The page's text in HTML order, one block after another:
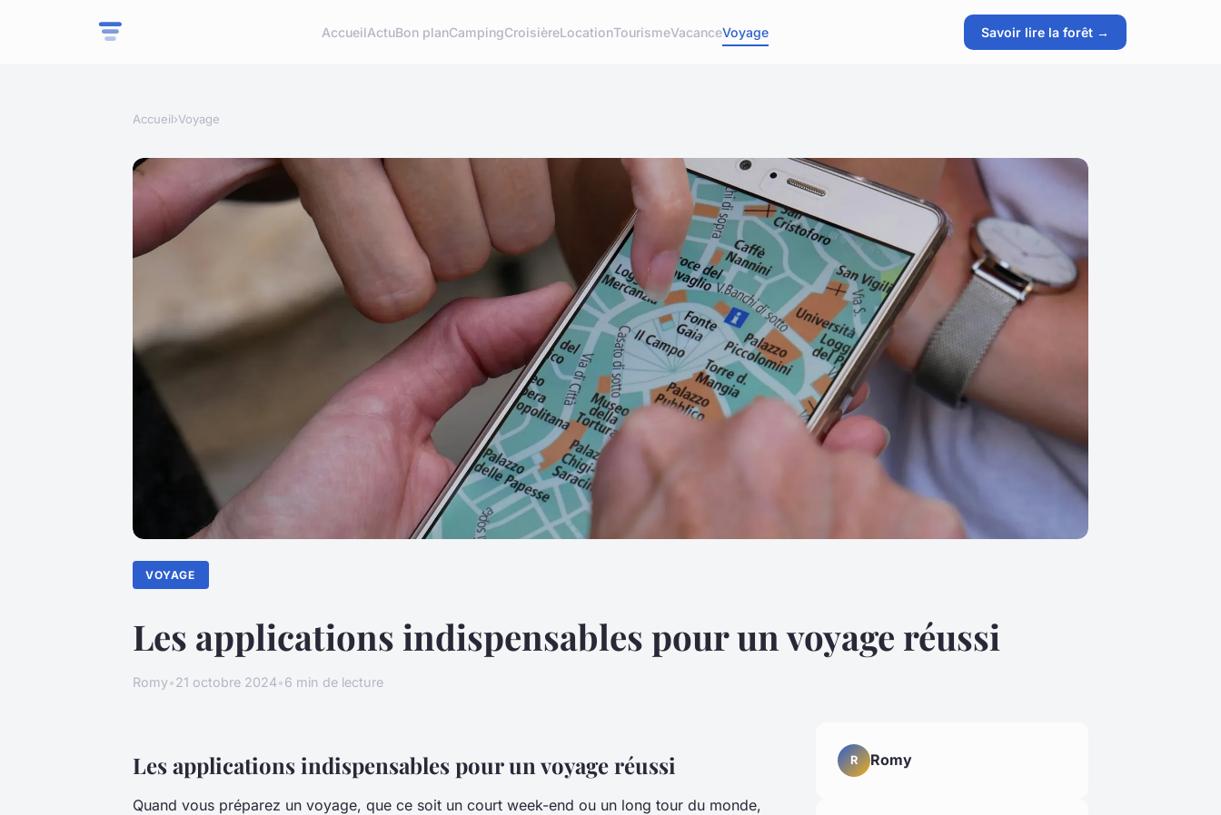
AccueilActuBon planCampingCroisièreLocationTourismeVacanceVoyage Savoir lire la forêt →
Accueil›Voyage
VOYAGE
Les applications indispensables pour un voyage réussi
Romy•21 octobre 2024•6 min de lecture
Les applications indispensables pour un voyage réussi
Quand vous préparez un voyage, que ce soit un court week-end ou un long tour du monde,
R Romy